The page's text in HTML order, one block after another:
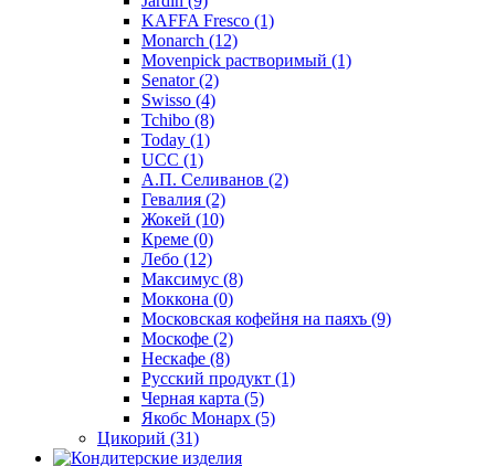
KAFFA Fresco (1)
Monarch (12)
Movenpick растворимый (1)
Senator(2)
Swisso (4)
Tchibo (8)
Today (1)
UCC (1)
А.П. Селиванов (2)
Гевалия (2)
Жокей (10)
Креме (0)
Лебо (12)
Максимус (8)
Моккона (0)
Московская кофейня на паяхъ (9)
Москофе (2)
Нескафе (8)
Русский продукт (1)
Черная карта (5)
Якобс Монарх (5)
Цикорий (31)